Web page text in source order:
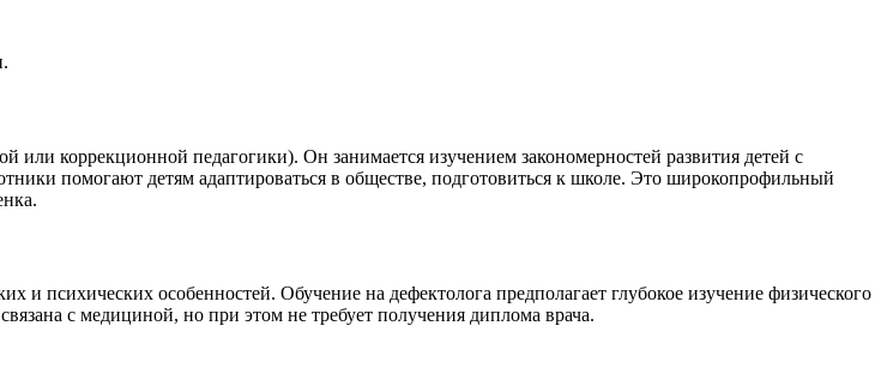
или коррекционной педагогики). Он занимается изучением закономерностей развития детей с
помогают детям адаптироваться в обществе, подготовиться к школе. Это широкопрофильный
и психических особенностей. Обучение на дефектолога предполагает глубокое изучение физического
с медициной, но при этом не требует получения диплома врача.